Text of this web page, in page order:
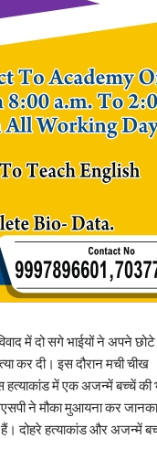
में दो सगे भाईयों ने अपने छोटे
कर दी। इस दौरान मची चीख
हत्याकांड में एक अजन्में बच्चें की
ने मौका मुआयना कर
हैं। दोहरे हत्याकांड और अजन्में